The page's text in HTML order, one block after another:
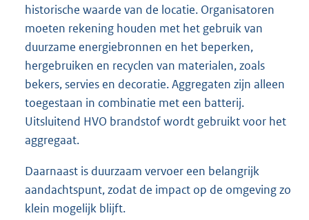
historische waarde van de locatie. Organisatoren
moeten rekening houden met het gebruik van
duurzame energiebronnen en het beperken,
hergebruiken en recyclen van materialen, zoals
bekers, servies en decoratie. Aggregaten zijn alleen
toegestaan in combinatie met een batterij.
Uitsluitend HVO brandstof wordt gebruikt voor het
aggregaat.
Daarnaast is duurzaam vervoer een belangrijk
aandachtspunt, zodat de impact op de omgeving zo
klein mogelijk blijft.